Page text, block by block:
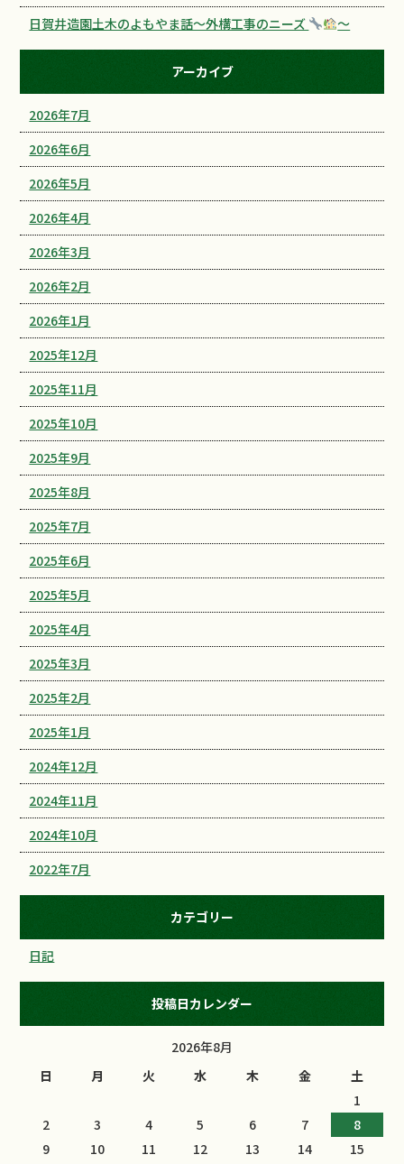
日賀井造園土木のよもやま話～外構工事のニーズ
～
アーカイブ
2026年7月
2026年6月
2026年5月
2026年4月
2026年3月
2026年2月
2026年1月
2025年12月
2025年11月
2025年10月
2025年9月
2025年8月
2025年7月
2025年6月
2025年5月
2025年4月
2025年3月
2025年2月
2025年1月
2024年12月
2024年11月
2024年10月
2022年7月
カテゴリー
日記
投稿日カレンダー
2026年8月
日
月 火 水 木 金
土
1
2
3 4 5 6 7
8
9
10 11 12 13 14 15